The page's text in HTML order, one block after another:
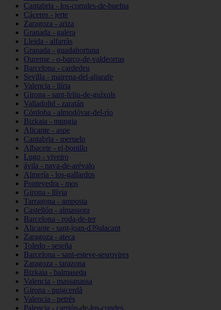
Cantabria - los-corrales-de-buelna
Cáceres - jerte
Zaragoza - ariza
Granada - galera
Lleida - alfarràs
Granada - guadahortuna
Ourense - o-barco-de-valdeorras
Barcelona - cardedeu
Sevilla - mairena-del-aljarafe
Valencia - llíria
Girona - sant-feliu-de-guíxols
Valladolid - zaratán
Córdoba - almodóvar-del-río
Bizkaia - mungia
Alicante - aspe
Cantabria - meruelo
Albacete - el-bonillo
Lugo - viveiro
ávila - nava-de-arévalo
Almería - los-gallardos
Pontevedra - mos
Girona - llívia
Tarragona - amposta
Castellón - almassora
Barcelona - roda-de-ter
Alicante - sant-joan-d39alacant
Zaragoza - ateca
Toledo - seseña
Barcelona - sant-esteve-sesrovires
Zaragoza - tarazona
Bizkaia - balmaseda
Valencia - massanassa
Girona - puigcerdà
Valencia - petrés
Palencia - carrión-de-los-condes